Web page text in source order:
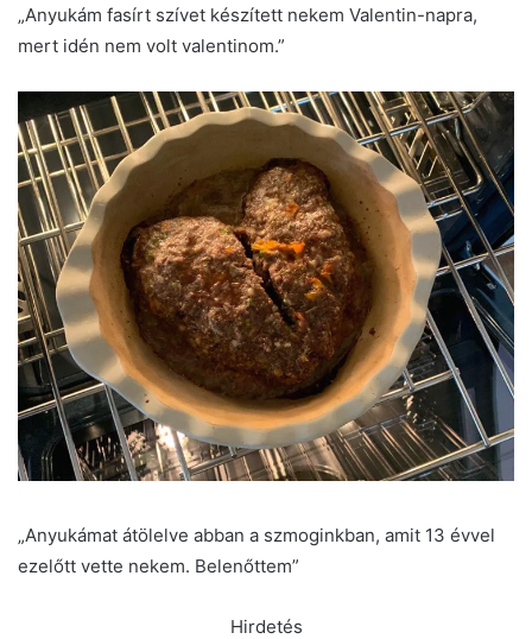
„Anyukám fasírt szívet készített nekem Valentin-napra,
mert idén nem volt valentinom.”
„Anyukámat átölelve abban a szmoginkban, amit 13 évvel
ezelőtt vette nekem. Belenőttem”
Hirdetés